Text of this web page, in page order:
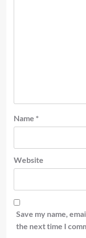
Name *
Website
Save my name,
the next time I